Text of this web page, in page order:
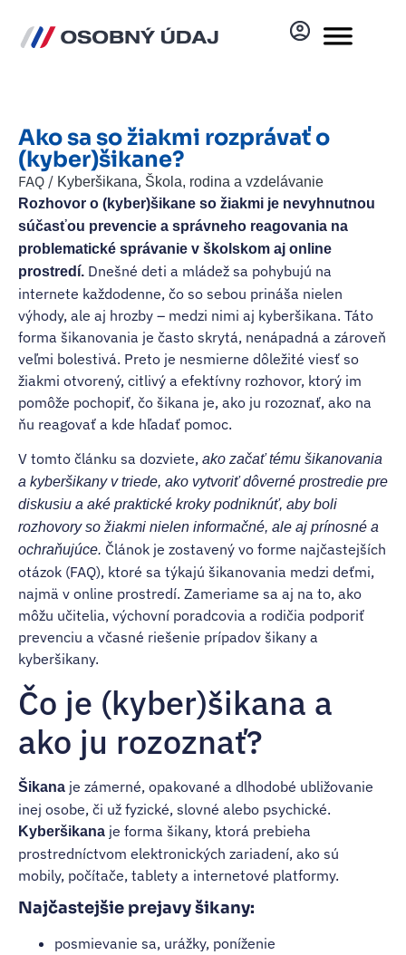
Ako sa so žiakmi rozprávať o
(kyber)šikane?
FAQ / Kyberšikana, Škola, rodina a vzdelávanie
Rozhovor o (kyber)šikane so žiakmi je nevyhnutnou
súčasťou prevencie a správneho reagovania na
problematické správanie v školskom aj online
prostredí. Dnešné deti a mládež sa pohybujú na
internete každodenne, čo so sebou prináša nielen
výhody, ale aj hrozby – medzi nimi aj kyberšikana. Táto
forma šikanovania je často skrytá, nenápadná a zároveň
veľmi bolestivá. Preto je nesmierne dôležité viesť so
žiakmi otvorený, citlivý a efektívny rozhovor, ktorý im
pomôže pochopiť, čo šikana je, ako ju rozoznať, ako na
ňu reagovať a kde hľadať pomoc.
V tomto článku sa dozviete, ako začať tému šikanovania
a kyberšikany v triede, ako vytvoriť dôverné prostredie pre
diskusiu a aké praktické kroky podniknúť, aby boli
rozhovory so žiakmi nielen informačné, ale aj prínosné a
ochraňujúce. Článok je zostavený vo forme najčastejších
otázok (FAQ), ktoré sa týkajú šikanovania medzi deťmi,
najmä v online prostredí. Zameriame sa aj na to, ako
môžu učitelia, výchovní poradcovia a rodičia podporiť
prevenciu a včasné riešenie prípadov šikany a
kyberšikany.
Čo je (kyber)šikana a
ako ju rozoznať?
Šikana je zámerné, opakované a dlhodobé ubližovanie
inej osobe, či už fyzické, slovné alebo psychické.
Kyberšikana je forma šikany, ktorá prebieha
prostredníctvom elektronických zariadení, ako sú
mobily, počítače, tablety a internetové platformy.
Najčastejšie prejavy šikany:
posmievanie sa, urážky, poníženie